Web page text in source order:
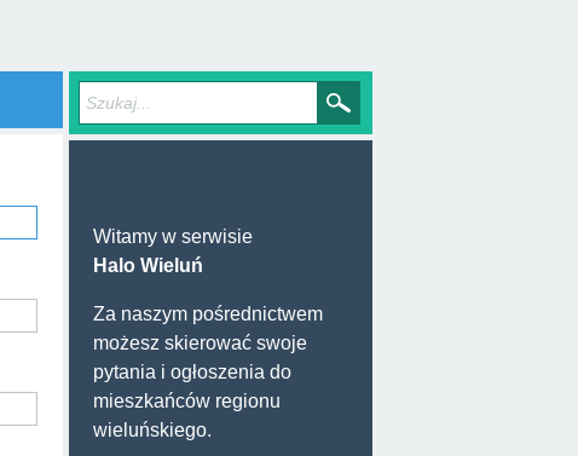
Witamy w serwisie
Halo Wieluń
Za naszym pośrednictwem
możesz skierować swoje
pytania i ogłoszenia do
mieszkańców regionu
wieluńskiego.